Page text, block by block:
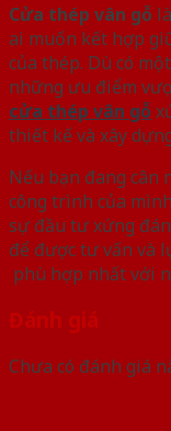
Cửa thép vân gỗ
ai muốn kết hợp
của thép. Dù có
những ưu điểm
cửa thép vân gỗ
thiết kế và xây
Nếu bạn đang cân
công trình của
sự đầu tư xứng
để được tư vấn và
phù hợp nhất với
Đánh giá
Chưa có đánh giá